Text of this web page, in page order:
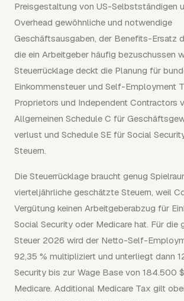
Preisgestaltung von US-Selbstständigen
Overhead gewöhnliche und notwendige
Geschäftsausgaben, der Benefits-Ersatz
die ein Arbeitgeber häufig bezuschussen
Steuerrücklage deckt die Planung für
Einkommensteuer und Self-Employment
Proprietors und Independent Contractors
Allgemeinen Schedule C für
verlust und Schedule SE für Social
Steuern.
Die Steuerrücklage braucht genug
vierteljährliche geschätzte Steuern, weil
Vergütung keinen Arbeitgeberabzug für
Social Security oder Medicare hat. Für die
Steuer 2026 wird der Netto-Self-
92,35 % multipliziert und unterliegt dann
Security bis zur Wage Base von 184.500
Medicare. Additional Medicare Tax gilt